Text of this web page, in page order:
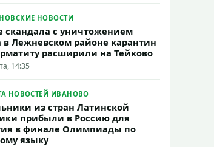
НОВОСТИ
скандала с уничтожением
в Лежневском районе карантин
расширили на Тейково
14:35
НОВОСТЕЙ ИВАНОВО
из стран Латинской
прибыли в Россию для
в финале Олимпиады по
языку